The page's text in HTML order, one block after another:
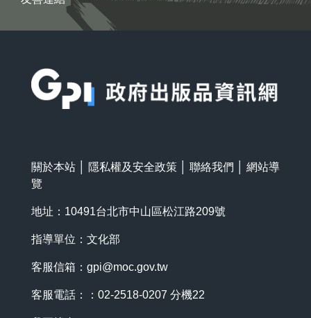
關於本站 隱私權及安全政策 聯絡我們
網站導
覽
地址：10491台北市中山區松江路209號
指導單位：文化部
客服信箱： gpi@moc.gov.tw
客服電話：：02-2518-0207 分機22